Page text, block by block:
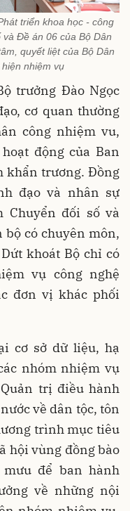
triển khoa học - công
Đề án 06 của Bộ Dân
quyết liệt của Bộ Dân
nhiệm vụ
trưởng Đào Ngọc
cơ quan thường
công nhiệm vu,
động của Ban
khẩn trương. Đồng
đạo và nhân sự
Chuyển đối số và
có chuyên môn,
khoát Bộ chỉ có
vụ công nghệ
đơn vị khác phối
cơ sở dữ liệu, hạ
nhóm nhiệm vụ
trị điều hành
về dân tộc, tôn
trình mục tiêu
hội vùng đồng bào
để ban hành
về những nội